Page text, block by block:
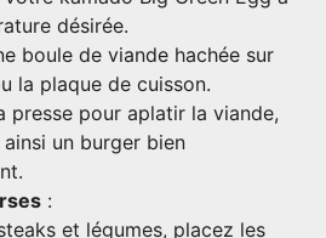
désirée.
boule de viande hachée sur
la plaque de cuisson.
presse pour aplatir la viande,
un burger bien
:
et légumes, placez les